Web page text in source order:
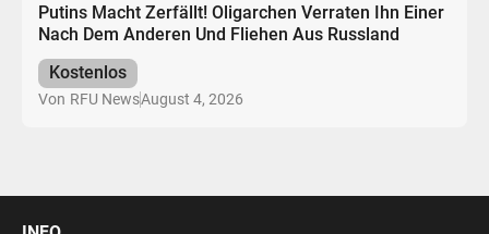
Putins Macht Zerfällt! Oligarchen Verraten Ihn Einer
Nach Dem Anderen Und Fliehen Aus Russland
Kostenlos
Von RFU NewsAugust 4, 2026